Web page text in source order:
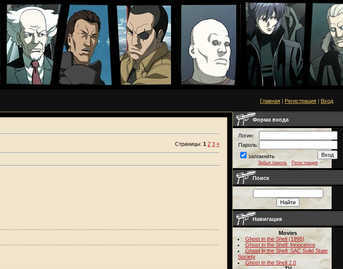
Главная|Регистрация|Вход
Страницы: 1 2 3 »
Форма входа
Логин:
Пароль:
запомнить
Забыл пароль · Регистрация
Поиск
Навигация
Movies
Ghost in the Shell (1995)
Ghost in the Shell: Innocence
Ghost in the Shell: SAC Solid State
Society
Ghost in the Shell 2.0